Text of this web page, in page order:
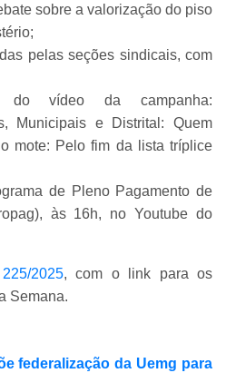
sobre a valorização do piso
pelas seções sindicais, com
do vídeo da campanha:
Municipais e Distrital: Quem
mote: Pelo fim da lista tríplice
de Pleno Pagamento de
às 16h, no Youtube do
2025, com o link para os
Semana.
federalização da Uemg para